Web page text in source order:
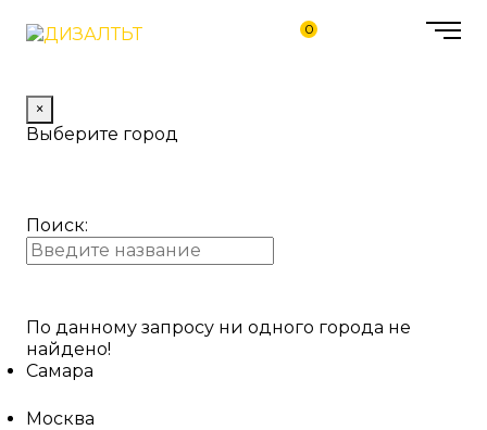
0
×
Выберите город
Поиск:
По данному запросу ни одного города не
найдено!
Самара
Москва